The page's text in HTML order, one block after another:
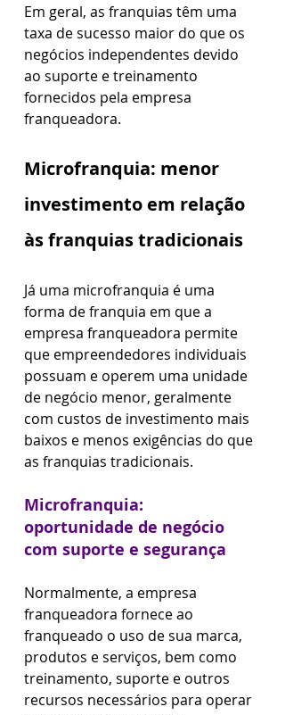
Em geral, as franquias têm uma
taxa de sucesso maior do que os
negócios independentes devido
ao suporte e treinamento
fornecidos pela empresa
franqueadora.
Microfranquia: menor
investimento em relação
às franquias tradicionais
Já uma microfranquia é uma
forma de franquia em que a
empresa franqueadora permite
que empreendedores individuais
possuam e operem uma unidade
de negócio menor, geralmente
com custos de investimento mais
baixos e menos exigências do que
as franquias tradicionais.
Microfranquia:
oportunidade de negócio
com suporte e segurança
Normalmente, a empresa
franqueadora fornece ao
franqueado o uso de sua marca,
produtos e serviços, bem como
treinamento, suporte e outros
recursos necessários para operar